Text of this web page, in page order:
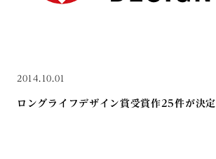
2014.10.01
ロングライフデザイン賞受賞作25件が決定